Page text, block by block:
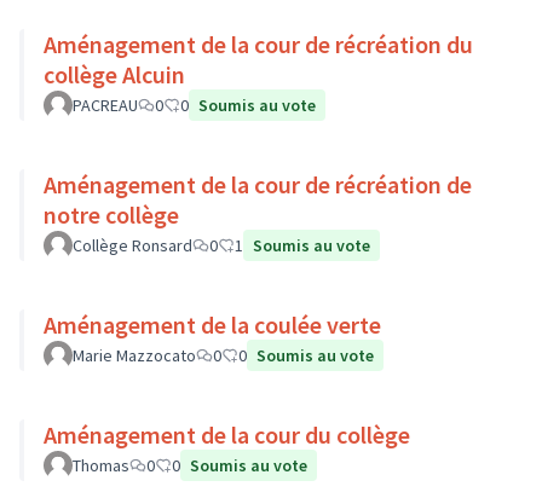
Aménagement de la cour de récréation du
collège Alcuin
PACREAU 0 0 Soumis au vote
Aménagement de la cour de récréation de
notre collège
Collège Ronsard 0 1 Soumis au vote
Aménagement de la coulée verte
Marie Mazzocato 0 0 Soumis au vote
Aménagement de la cour du collège
Thomas 0 0 Soumis au vote